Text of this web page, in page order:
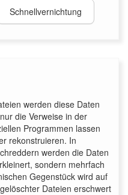
Schnellvernichtung
werden diese Daten
die Verweise in der
Programmen lassen
rekonstruieren. In
werden die Daten
sondern mehrfach
Gegenstück wird auf
Dateien erschwert